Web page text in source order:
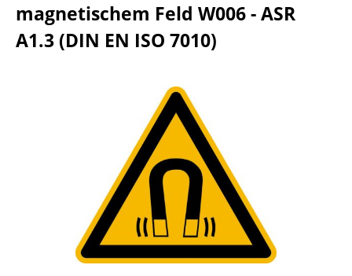
magnetischem Feld W006 - ASR
A1.3 (DIN EN ISO 7010)